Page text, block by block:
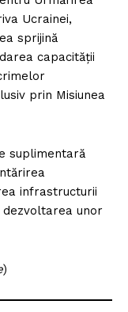
Ucrainei,
sprijină
capacității
prin Misiunea
suplimentară
infrastructurii
unor
)